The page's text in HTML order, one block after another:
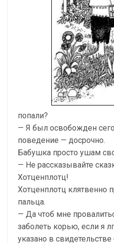
попали?
— Я был освобожден
поведение — досрочно.
Бабушка просто ушам
— Не рассказывайте
Хотценплотц!
Хотценплотц клятвенно
пальца.
— Да чтоб мне
заболеть корью, если я
указано в